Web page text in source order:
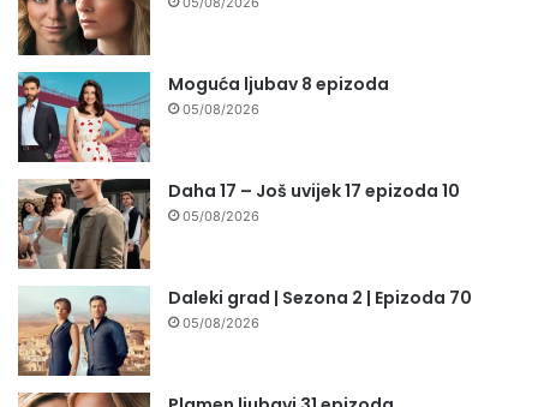
Moguća ljubav 8 epizoda
05/08/2026
Daha 17 – Još uvijek 17 epizoda 10
05/08/2026
Daleki grad | Sezona 2 | Epizoda 70
05/08/2026